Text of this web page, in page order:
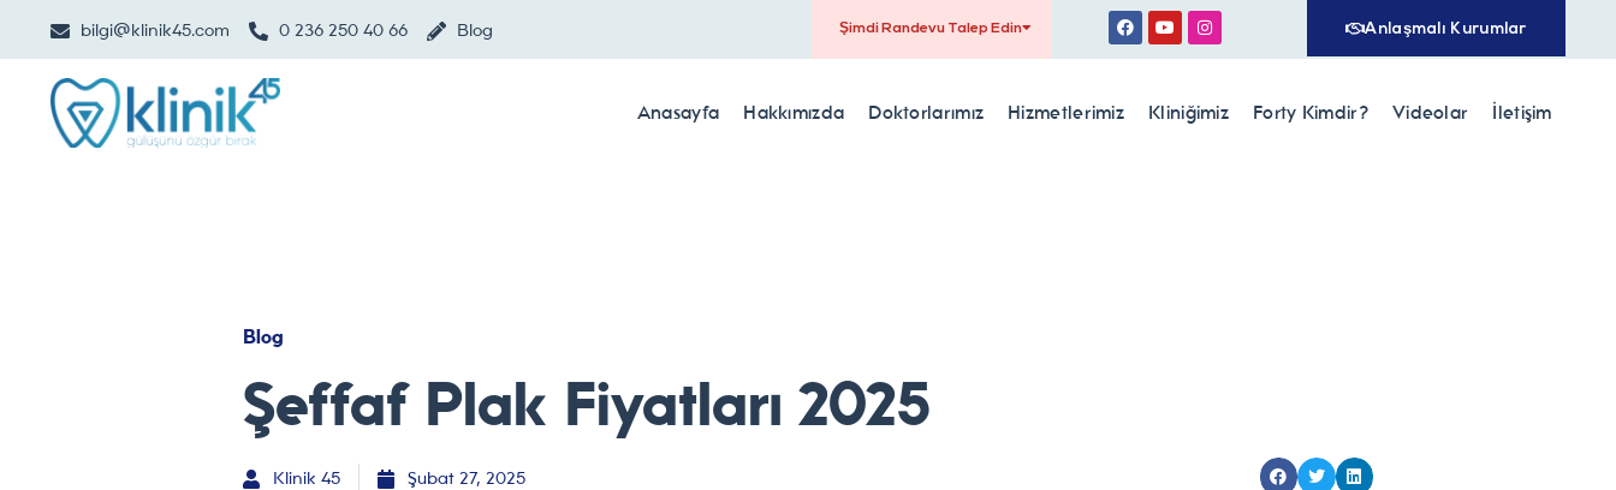
bilgi@klinik45.com 0 236 250 40 66 Blog Şimdi Randevu Talep Edin Anlaşmalı Kurumlar
Anasayfa Hakkımızda Doktorlarımız Hizmetlerimiz Kliniğimiz Forty Kimdir? Videolar İletişim
Blog
Şeffaf Plak Fiyatları 2025
Klinik 45 Şubat 27, 2025